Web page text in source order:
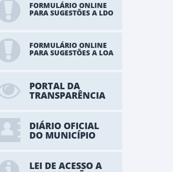
FORMULÁRIO ONLINE
PARA SUGESTÕES A LDO
FORMULÁRIO ONLINE
PARA SUGESTÕES A LOA
PORTAL DA
TRANSPARÊNCIA
DIÁRIO OFICIAL
DO MUNICÍPIO
LEI DE ACESSO A